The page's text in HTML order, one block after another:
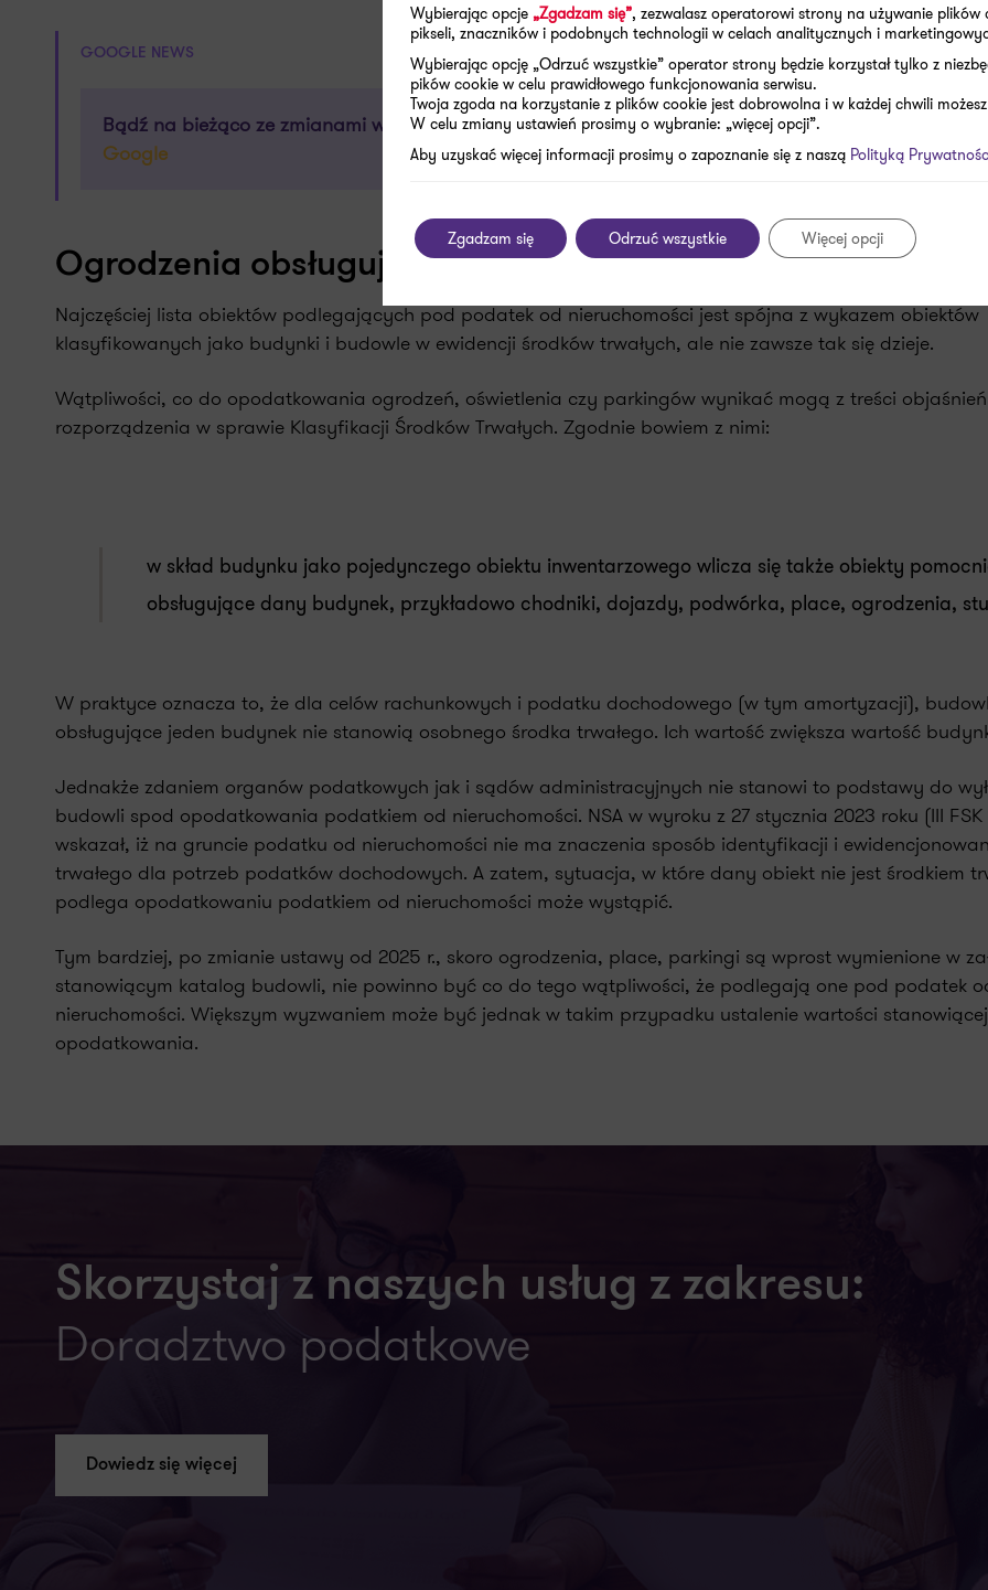
GOOGLE NEWS UDOSTĘPNIJ
Bądź na bieżąco ze zmianami w prawie, podatkach i księgowości! Zaobserwuj nas w
Google
Ogrodzenia obsługujące jeden budynek
Najczęściej lista obiektów podlegających pod podatek od nieruchomości jest spójna z wykazem obiektów
klasyfikowanych jako budynki i budowle w ewidencji środków trwałych, ale nie zawsze tak się dzieje.
Wątpliwości, co do opodatkowania ogrodzeń, oświetlenia czy parkingów wynikać mogą z treści
rozporządzenia w sprawie Klasyfikacji Środków Trwałych. Zgodnie bowiem z nimi:
w skład budynku jako pojedynczego obiektu inwentarzowego wlicza się także obiekty
obsługujące dany budynek, przykładowo chodniki, dojazdy, podwórka, place, ogrodzenia,
W praktyce oznacza to, że dla celów rachunkowych i podatku dochodowego (w tym amortyzacji),
obsługujące jeden budynek nie stanowią osobnego środka trwałego. Ich wartość zwiększa wartość
Jednakże zdaniem organów podatkowych jak i sądów administracyjnych nie stanowi to podstawy do
budowli spod opodatkowania podatkiem od nieruchomości. NSA w wyroku z 27 stycznia 2023 roku (III FSK
wskazał, iż na gruncie podatku od nieruchomości nie ma znaczenia sposób identyfikacji i
trwałego dla potrzeb podatków dochodowych. A zatem, sytuacja, w które dany obiekt nie jest środkiem
podlega opodatkowaniu podatkiem od nieruchomości może wystąpić.
Tym bardziej, po zmianie ustawy od 2025 r., skoro ogrodzenia, place, parkingi są wprost wymienione w
stanowiącym katalog budowli, nie powinno być co do tego wątpliwości, że podlegają one pod podatek
nieruchomości. Większym wyzwaniem może być jednak w takim przypadku ustalenie wartości
opodatkowania.
Skorzystaj z naszych usług z zakresu:
Doradztwo podatkowe
Dowiedz się więcej
Wybierając opcje „Zgadzam się”, zezwalasz operatorowi strony na używanie plików
pikseli, znaczników i podobnych technologii w celach analitycznych i
Wybierając opcję „Odrzuć wszystkie” operator strony będzie korzystał tylko z
pików cookie w celu prawidłowego funkcjonowania serwisu.
Twoja zgoda na korzystanie z plików cookie jest dobrowolna i w każdej chwili
W celu zmiany ustawień prosimy o wybranie: „więcej opcji”.
Aby uzyskać więcej informacji prosimy o zapoznanie się z naszą Polityką
Zgadzam się Odrzuć wszystkie Więcej opcji